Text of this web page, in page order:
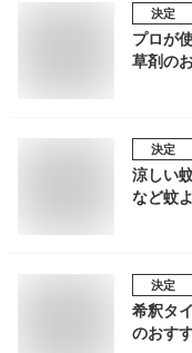
決定
プロが
草剤の
決定
涼しい
など蚊
決定
希釈タ
のおす